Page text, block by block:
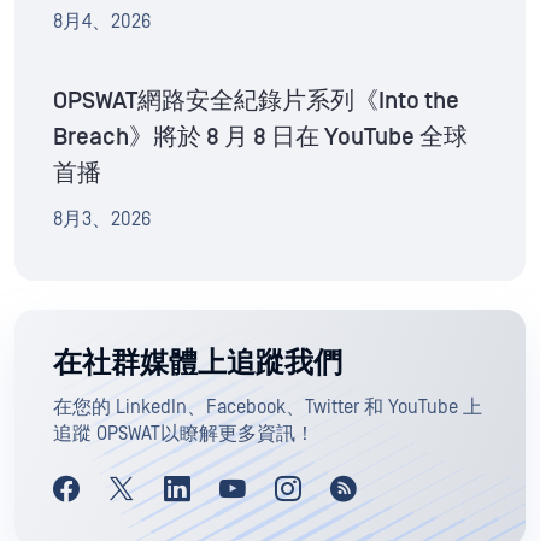
8月4、2026
OPSWAT網路安全紀錄片系列《Into the
Breach》將於 8 月 8 日在 YouTube 全球
首播
8月3、2026
在社群媒體上追蹤我們
在您的 LinkedIn、Facebook、Twitter 和 YouTube 上
追蹤 OPSWAT以瞭解更多資訊！